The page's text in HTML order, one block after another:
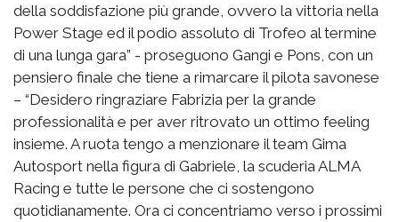
della soddisfazione più grande, ovvero la vittoria nella
Power Stage ed il podio assoluto di Trofeo al termine
di una lunga gara” - proseguono Gangi e Pons, con un
pensiero finale che tiene a rimarcare il pilota savonese
– “Desidero ringraziare Fabrizia per la grande
professionalità e per aver ritrovato un ottimo feeling
insieme. A ruota tengo a menzionare il team Gima
Autosport nella figura di Gabriele, la scuderia ALMA
Racing e tutte le persone che ci sostengono
quotidianamente. Ora ci concentriamo verso i prossimi